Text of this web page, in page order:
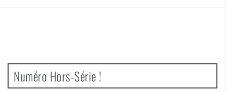
Numéro Hors-Série !